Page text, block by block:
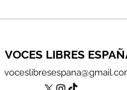
VOCES LIBRES